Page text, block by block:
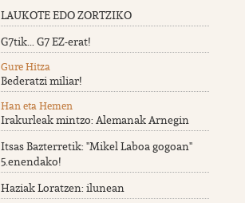
LAUKOTE EDO ZORTZIKO
G7tik... G7 EZ-erat!
Gure Hitza
Bederatzi miliar!
Han eta Hemen
Irakurleak mintzo: Alemanak Arnegin
Itsas Bazterretik: "Mikel Laboa gogoan"
5.enendako!
Haziak Loratzen: ilunean